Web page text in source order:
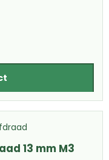
13 mm M3